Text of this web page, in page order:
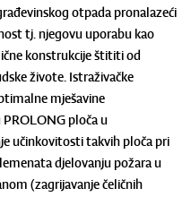
otpada pronalazeći
tj. njegovu uporabu kao
konstrukcije štititi od
živote. Istraživačke
mješavine
ploča u
učinkovitosti takvih ploča pri
djelovanju požara u
(zagrijavanje čeličnih